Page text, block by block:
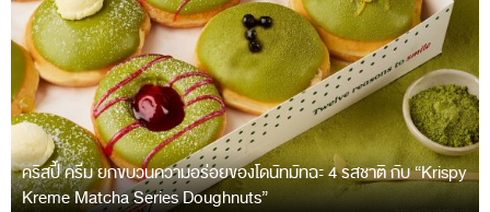
คริสปี้ ครีม ยกขบวนความอร่อยของโดนัทมัทฉะ 4 รสชาติ กับ “Krispy
Kreme Matcha Series Doughnuts”